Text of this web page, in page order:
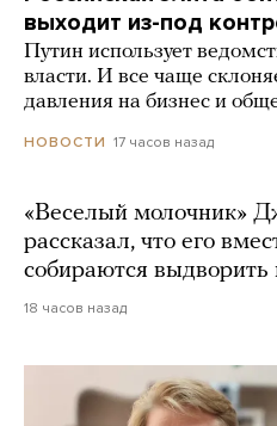
выходит из-под
Путин использует
власти. И все чаще
давления на бизнес и
НОВОСТИ 17 часов назад
«Веселый молочник»
рассказал, что его
собираются выдворить
18 часов назад